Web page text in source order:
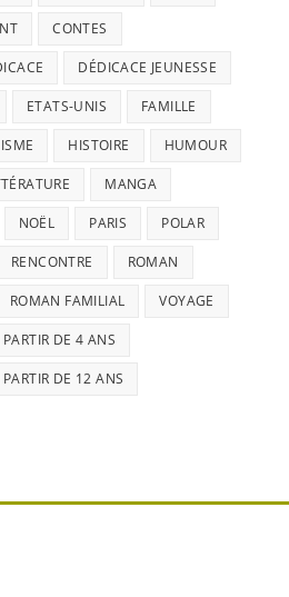
CONTES
DÉDICACE JEUNESSE
ETATS-UNIS FAMILLE
HISTOIRE HUMOUR
MANGA
NOËL PARIS POLAR
RENCONTRE ROMAN
ROMAN FAMILIAL VOYAGE
DE 4 ANS
DE 12 ANS